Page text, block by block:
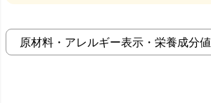
原材料・アレルギー表示・栄養成分値